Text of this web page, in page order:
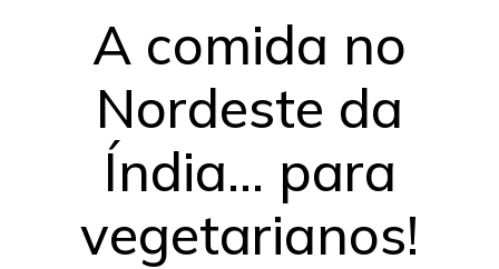
A comida no
Nordeste da
Índia… para
vegetarianos!